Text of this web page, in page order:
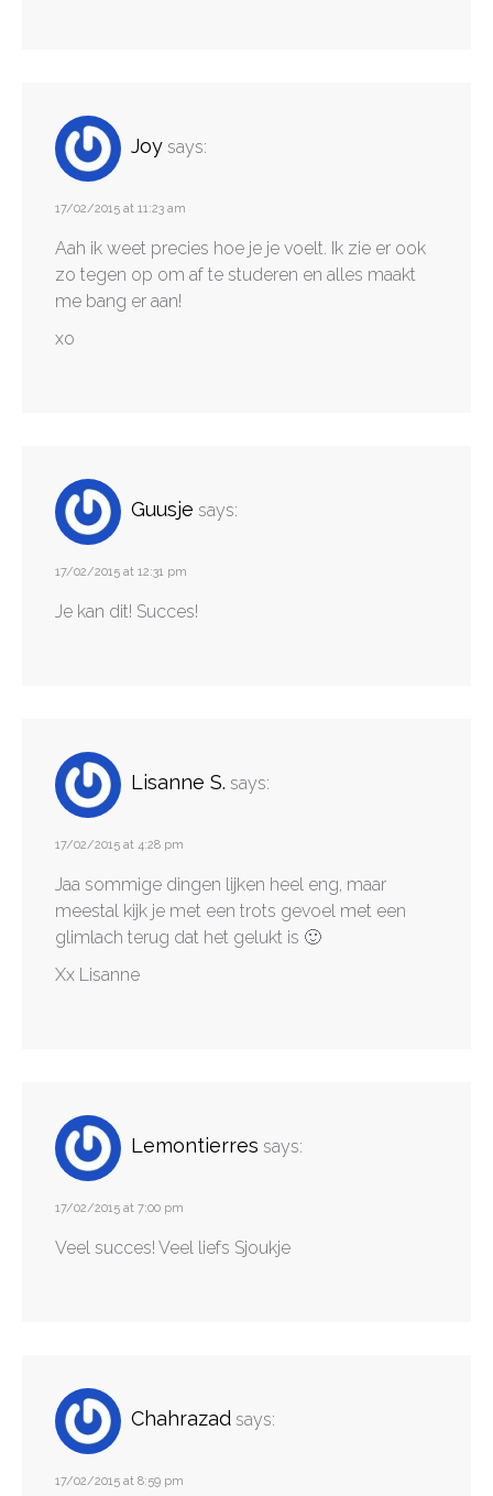
Joy says:
17/02/2015 at 11:23 am
Aah ik weet precies hoe je je voelt. Ik zie er ook
zo tegen op om af te studeren en alles maakt
me bang er aan!
xo
Guusje says:
17/02/2015 at 12:31 pm
Je kan dit! Succes!
Lisanne S. says:
17/02/2015 at 4:28 pm
Jaa sommige dingen lijken heel eng, maar
meestal kijk je met een trots gevoel met een
glimlach terug dat het gelukt is 🙂
Xx Lisanne
Lemontierres says:
17/02/2015 at 7:00 pm
Veel succes! Veel liefs Sjoukje
Chahrazad says:
17/02/2015 at 8:59 pm